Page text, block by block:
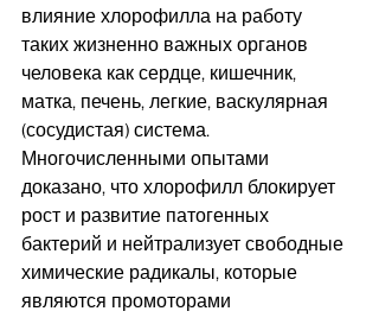
влияние хлорофилла на работу
таких жизненно важных органов
человека как сердце, кишечник,
матка, печень, легкие, васкулярная
(сосудистая) система.
Многочисленными опытами
доказано, что хлорофилл блокирует
рост и развитие патогенных
бактерий и нейтрализует свободные
химические радикалы, которые
являются промоторами